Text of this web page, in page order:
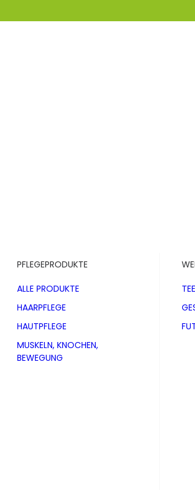
PFLEGEPRODUKTE
ALLE PRODUKTE
HAARPFLEGE
HAUTPFLEGE
MUSKELN, KNOCHEN,
BEWEGUNG